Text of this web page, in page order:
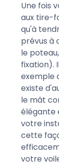
Une fois
aux tire-
qu'à
prévus à
le
fixation).
exemple
existe
le mât
élégante
votre
cette
votre